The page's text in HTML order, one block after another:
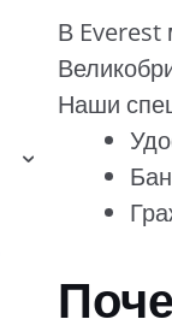
В Everest
Наши